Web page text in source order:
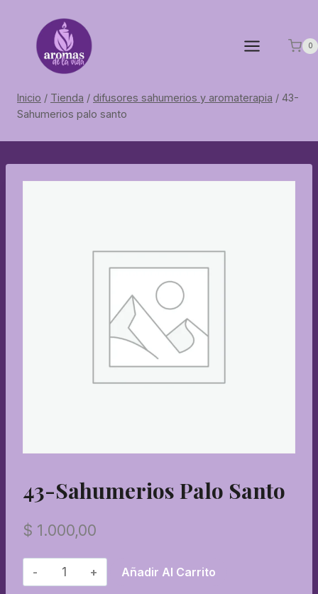
contenido
0
Inicio / Tienda / difusores sahumerios y aromaterapia / 43-
Sahumerios palo santo
43-Sahumerios Palo Santo
$ 1.000,00
43-
Sahumerios
Añadir Al Carrito